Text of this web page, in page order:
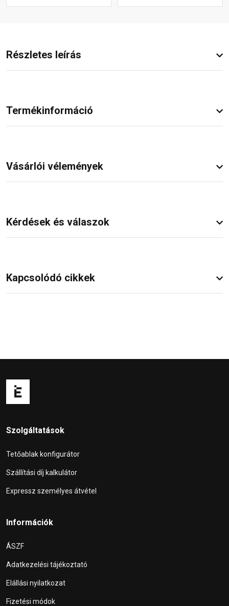
Részletes leírás
Termékinformáció
Vásárlói vélemények
Kérdések és válaszok
Kapcsolódó cikkek
Szolgáltatások
Tetőablak konfigurátor
Szállítási díj kalkulátor
Expressz személyes átvétel
Információk
ÁSZF
Adatkezelési tájékoztató
Elállási nyilatkozat
Fizetési módok